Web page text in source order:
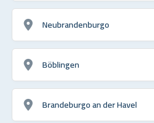
Neubrandenburgo
Böblingen
Brandeburgo an der Havel